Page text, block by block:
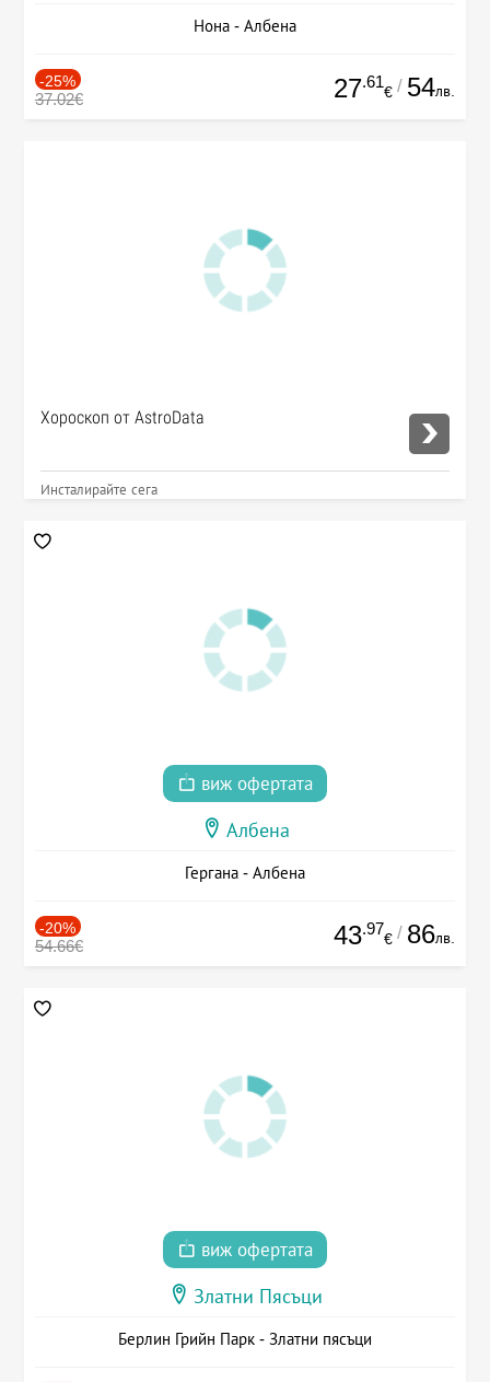
Нона - Албена
-25%
37.02€ 27.61
€ / 54лв.
Хороскоп от AstroData
Инсталирайте сега
виж офертата
Албена
Гергана - Албена
-20%
54.66€ 43.97
€ / 86лв.
виж офертата
Златни Пясъци
Берлин Грийн Парк - Златни пясъци